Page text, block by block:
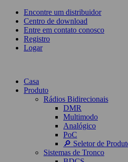
Encontre um distribuidor
Centro de download
Entre em contato conosco
Registro
Logar
Casa
Produto
Rádios Bidirecionais
DMR
Multimodo
Analógico
PoC
🔎 Seletor de
Sistemas de Tronco